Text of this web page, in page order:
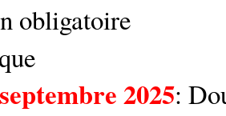
obligatoire
septembre 2025: